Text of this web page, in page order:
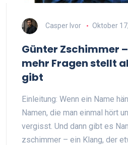
Casper Ivor Oktober
Günter Zschimmer
mehr Fragen stellt
gibt
Einleitung: Wenn ein Name
Namen, die man einmal hört
vergisst. Und dann gibt es
zschimmer – ein Klang, der